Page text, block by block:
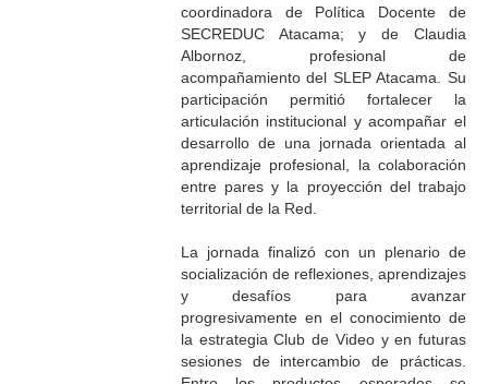
coordinadora de Política Docente de
SECREDUC Atacama; y de Claudia
Albornoz, profesional de
acompañamiento del SLEP Atacama. Su
participación permitió fortalecer la
articulación institucional y acompañar el
desarrollo de una jornada orientada al
aprendizaje profesional, la colaboración
entre pares y la proyección del trabajo
territorial de la Red.
La jornada finalizó con un plenario de
socialización de reflexiones, aprendizajes
y desafíos para avanzar
progresivamente en el conocimiento de
la estrategia Club de Video y en futuras
sesiones de intercambio de prácticas.